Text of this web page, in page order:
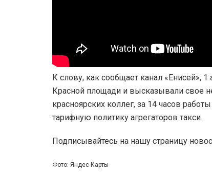
К слову, как сообщает канал «Енисей»,
Красной площади и высказывали свое
красноярских коллег, за 14 часов
тарифную политику агрегаторов такси.
Подписывайтесь на нашу страницу
Фото: Яндес Карты